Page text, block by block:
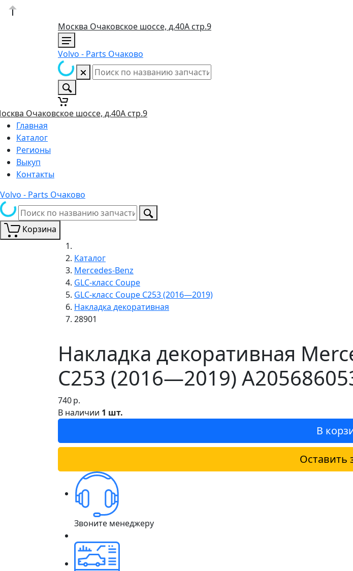
Москва Очаковское шоссе, д.40А стр.9
Volvo - Parts Очаково
Очаковское шоссе, д.40А стр.9
Главная
Каталог
Регионы
Выкуп
Контакты
Volvo - Parts Очаково
Корзина
Каталог
Mercedes-Benz
GLC-класс Coupe
GLC-класс Coupe C253 (2016—2019)
Накладка декоративная
28901
Накладка декоративная
C253 (2016—2019)
740р.
В наличии 1 шт.
В
Оставить
Звоните менеджеру